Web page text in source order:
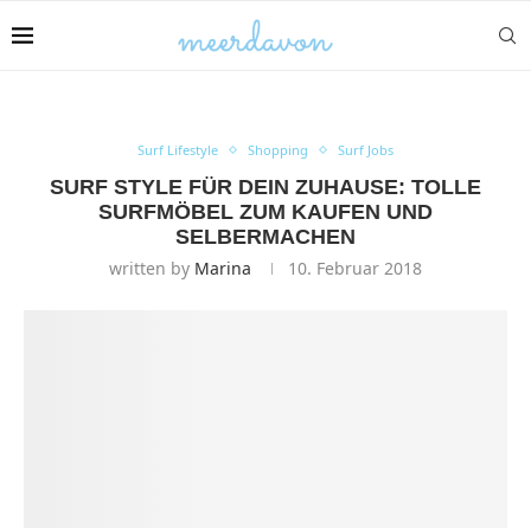
Surf Lifestyle Shopping Surf Jobs
SURF STYLE FÜR DEIN ZUHAUSE: TOLLE
SURFMÖBEL ZUM KAUFEN UND
SELBERMACHEN
written by Marina 10. Februar 2018